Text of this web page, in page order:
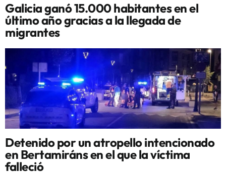
Galicia ganó 15.000 habitantes en el
último año gracias a la llegada de
migrantes
Detenido por un atropello intencionado
en Bertamiráns en el que la víctima
falleció